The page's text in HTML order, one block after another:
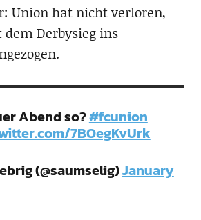
Union hat nicht verloren,
Derbysieg ins
Abend so?#fcunion
7BOegKvUrk
(@saumselig)January